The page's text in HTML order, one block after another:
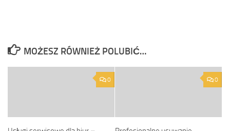
MOŻESZ RÓWNIEŻ POLUBIĆ…
0 0